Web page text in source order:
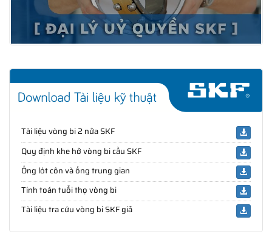
Tài liệu vòng bi 2 nửa SKF
Quy định khe hở vòng bi cầu SKF
Ống lót côn và ống trung gian
Tính toán tuổi thọ vòng bi
Tài liệu tra cứu vòng bi SKF giả